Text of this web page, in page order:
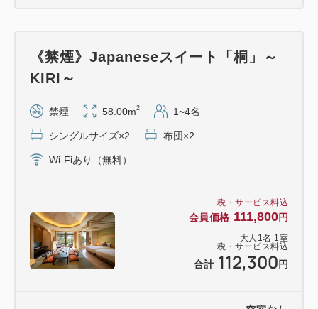
税・サービス料込
会員価格 111,800円
大人 1 名 1 室
税・サービス料込
合計 112,300 円
《禁煙》Japaneseスイート「桐」～
KIRI～
禁煙 58.00m2 1~4名
シングルサイズ×2 布団×2
Wi-Fiあり（無料）